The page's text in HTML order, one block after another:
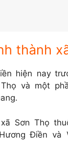
thành
hiện nay
và một
Sơn Thọ
Điền và